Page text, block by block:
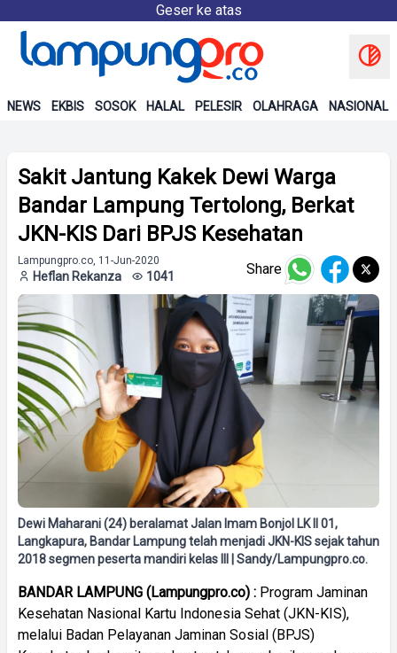
Geser ke atas
NEWS EKBIS SOSOK HALAL PELESIR OLAHRAGA NASIONAL
Sakit Jantung Kakek Dewi Warga
Bandar Lampung Tertolong, Berkat
JKN-KIS Dari BPJS Kesehatan
Lampungpro.co, 11-Jun-2020
Heflan Rekanza 1041 Share
Dewi Maharani (24) beralamat Jalan Imam Bonjol LK II 01,
Langkapura, Bandar Lampung telah menjadi JKN-KIS sejak tahun
2018 segmen peserta mandiri kelas III | Sandy/Lampungpro.co.
BANDAR LAMPUNG (Lampungpro.co) : Program Jaminan
Kesehatan Nasional Kartu Indonesia Sehat (JKN-KIS),
melalui Badan Pelayanan Jaminan Sosial (BPJS)